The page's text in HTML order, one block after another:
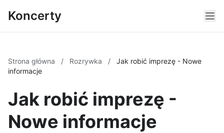
Koncerty
Strona główna / Rozrywka /
Jak robić imprezę - Nowe
informacje
Jak robić imprezę -
Nowe informacje